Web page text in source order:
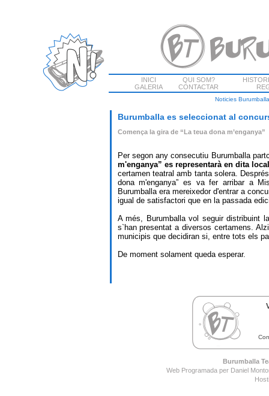
INICI QUI SOM?
GALERIA
CONTACTAR
Noticies Burumballa
Burumballa es seleccionat al
Comença la gira de “La teua dona m’enganya”
Per segon any consecutiu Burumballa
m'enganya” es representarà en dita
certamen teatral amb tanta solera.
dona m'enganya” es va fer arribar a
Burumballa era mereixedor d'entrar a
igual de satisfactori que en la passada
A més, Burumballa vol seguir distribuint
s`han presentat a diversos certamens.
municipis que decidiran si, entre tots els
De moment solament queda esperar.
Burumballa
Web Programada per Daniel